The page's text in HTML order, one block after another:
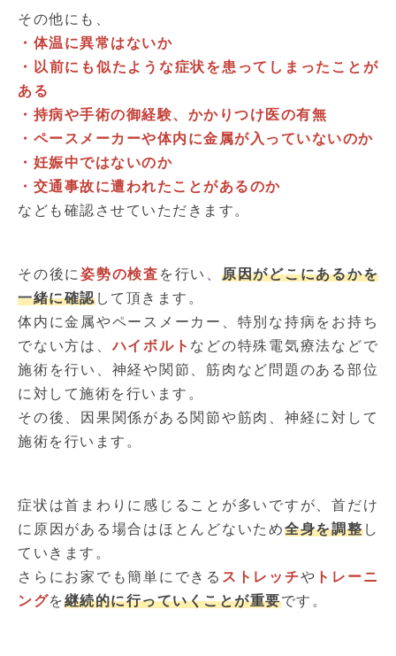
その他にも、
・体温に異常はないか
・以前にも似たような症状を患ってしまったことが
ある
・持病や手術の御経験、かかりつけ医の有無
・ペースメーカーや体内に金属が入っていないのか
・妊娠中ではないのか
・交通事故に遭われたことがあるのか
なども確認させていただきます。
その後に 姿勢の検査 を行い、 原因がどこにあるかを
一緒に確認して頂きます。
体内に金属やペースメーカー、特別な持病をお持ち
でない方は、ハイボルト などの特殊電気療法などで
施術を行い、神経や関節、筋肉など問題のある部位
に対して施術を行います。
その後、因果関係がある関節や筋肉、神経に対して
施術を行います。
症状は首まわりに感じることが多いですが、首だけ
に原因がある場合はほとんどないため全身を調整し
ていきます。
さらにお家でも簡単にできる ストレッチや トレーニ
ングを継続的に行っていくことが重要です。